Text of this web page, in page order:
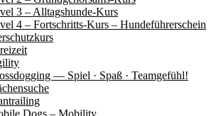
3 – Alltagshunde-Kurs
4 – Fortschritts-Kurs – Hundeführerschein
— Spiel · Spaß · Teamgefühl!
Dogs – Mobility